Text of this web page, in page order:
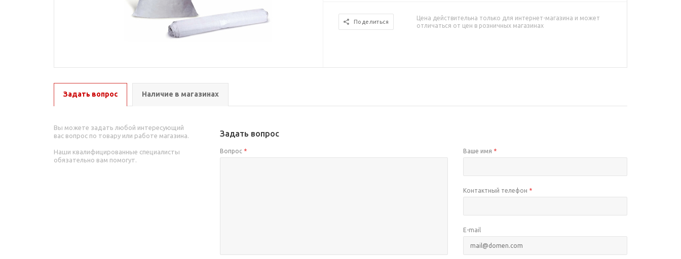
Поделиться
Цена действительна только для интернет-магазина и может
отличаться от цен в розничных магазинах
Задать вопрос Наличие в магазинах
Вы можете задать любой интересующий
вас вопрос по товару или работе магазина.
Наши квалифицированные специалисты
обязательно вам помогут.
Задать вопрос
Вопрос * Ваше имя *
Контактный телефон *
E-mail